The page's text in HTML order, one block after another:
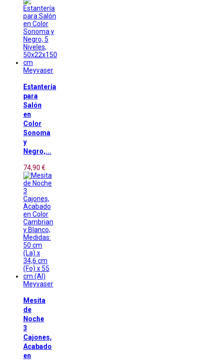
Meyvaser
Estantería
para
Salón
en
Color
Sonoma
y
Negro,...
74,90 €
Meyvaser
Mesita
de
Noche
3
Cajones,
Acabado
en